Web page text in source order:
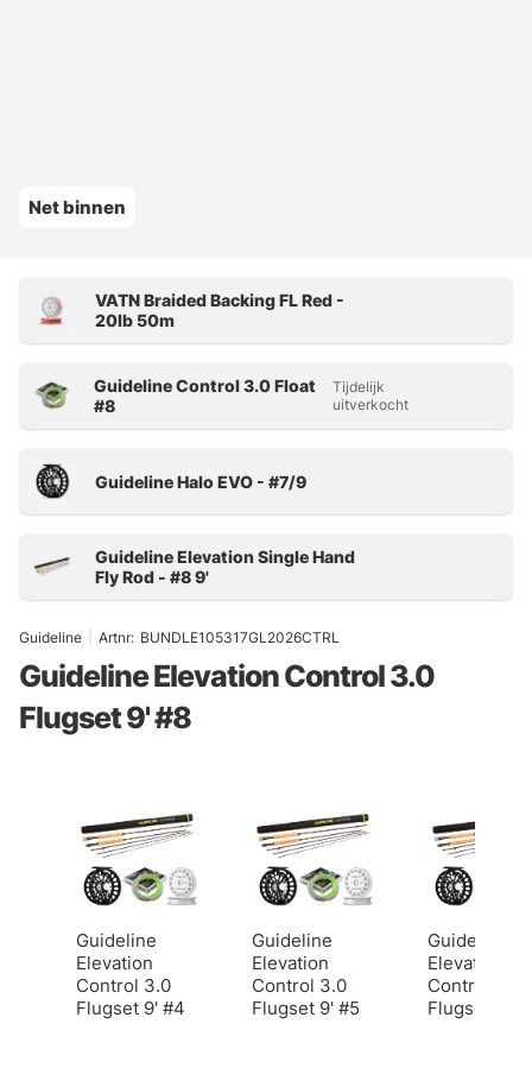
Net binnen
Guideline Artnr: BUNDLE105317GL2026CTRL
Guideline Elevation Control 3.0
Flugset 9' #8
Guideline
Elevation
Control 3.0
Flugset 9' #4
Guideline
Elevation
Control 3.0
Flugset 9' #5
Guideline
Elevation
Control 3.0
Flugset 9'